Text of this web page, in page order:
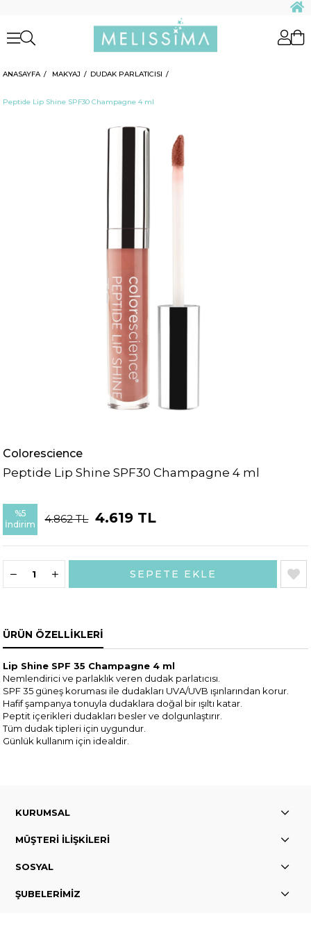
ANASAYFA MAKYAJ DUDAK PARLATICISI
Peptide Lip Shine SPF30 Champagne 4 ml
Peptide Lip Shine SPF30 Champagne 4 ml
Colorescience
%5
İndirim
4.862 TL 4.619 TL
ÜRÜN ÖZELLIKLERI
Lip Shine SPF 35 Champagne 4 ml
Nemlendirici ve parlaklık veren dudak parlatıcısı.
SPF 35 güneş koruması ile dudakları UVA/UVB ışınlarından korur.
Hafif şampanya tonuyla dudaklara doğal bir ışıltı katar.
Peptit içerikleri dudakları besler ve dolgunlaştırır.
Tüm dudak tipleri için uygundur.
Günlük kullanım için idealdir.
KURUMSAL
MÜŞTERİ İLİŞKİLERİ
SOSYAL
ŞUBELERİMİZ